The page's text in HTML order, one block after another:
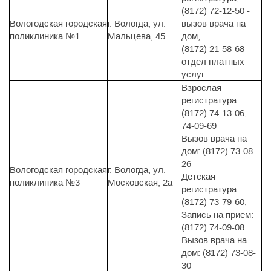
Вологодская городская
поликлиника №1
г. Вологда, ул.
Мальцева, 45
(8172) 72-12-50 -
вызов врача на
дом,
(8172) 21-58-68 -
отдел платных
услуг
Вологодская городская
поликлиника №3
г. Вологда, ул.
Московская, 2а
Взрослая
регистратура:
(8172) 74-13-06,
74-09-69
Вызов врача на
дом: (8172) 73-08-
26
Детская
регистратура:
(8172) 73-79-60,
Запись на прием:
(8172) 74-09-08
Вызов врача на
дом: (8172) 73-08-
30